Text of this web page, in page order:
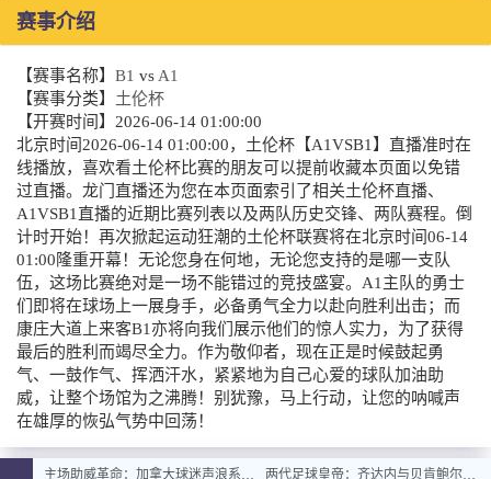
赛事介绍
【赛事名称】 B1 vs A1
【赛事分类】 土伦杯
【开赛时间】 2026-06-14 01:00:00
北京时间2026-06-14 01:00:00，土伦杯【A1VSB1】直播准时在
线播放，喜欢看土伦杯比赛的朋友可以提前收藏本页面以免错
过直播。龙门直播还为您在本页面索引了相关土伦杯直播、
A1VSB1直播的近期比赛列表以及两队历史交锋、两队赛程。倒
计时开始！再次掀起运动狂潮的土伦杯联赛将在北京时间06-14
01:00隆重开幕！无论您身在何地，无论您支持的是哪一支队
伍，这场比赛绝对是一场不能错过的竞技盛宴。A1主队的勇士
们即将在球场上一展身手，必备勇气全力以赴向胜利出击；而
康庄大道上来客B1亦将向我们展示他们的惊人实力，为了获得
最后的胜利而竭尽全力。作为敬仰者，现在正是时候鼓起勇
气、一鼓作气、挥洒汗水，紧紧地为自己心爱的球队加油助
威，让整个场馆为之沸腾！别犹豫，马上行动，让您的呐喊声
在雄厚的恢弘气势中回荡！
主场助威革命：加拿大球迷声浪系统全面升级
两代足球皇帝：齐达内与贝肯鲍尔的史诗对话